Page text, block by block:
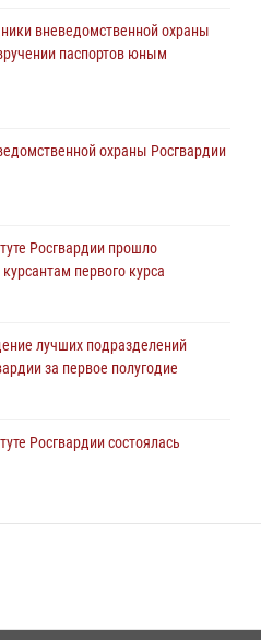
охраны
в розыске
спецназа «Ермак»
десантированию
почтили память детей
вневедомственной охраны
паспортов юным
охраны Росгвардии
Росгвардии прошло
первого курса
лучших подразделений
за первое полугодие
Росгвардии состоялась